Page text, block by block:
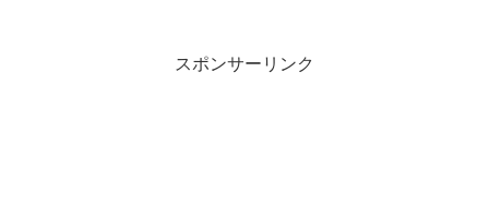
スポンサーリンク